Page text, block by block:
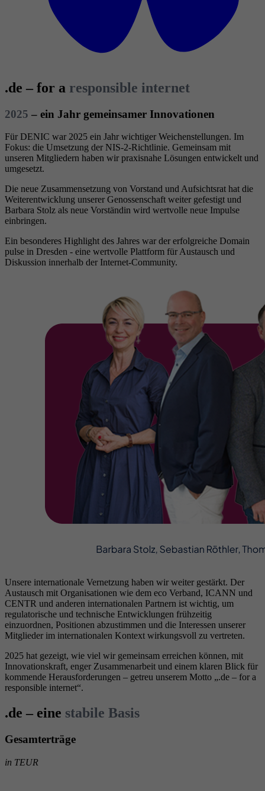
.de – for a responsible internet
2025 – ein Jahr gemeinsamer Innovationen
Für DENIC war 2025 ein Jahr wichtiger Weichenstellungen. Im
Fokus: die Umsetzung der NIS-2-Richtlinie. Gemeinsam mit
unseren Mitgliedern haben wir praxisnahe Lösungen entwickelt und
umgesetzt.
Die neue Zusammensetzung von Vorstand und Aufsichtsrat hat die
Weiterentwicklung unserer Genossenschaft weiter gefestigt und
Barbara Stolz als neue Vorständin wird wertvolle neue Impulse
einbringen.
Ein besonderes Highlight des Jahres war der erfolgreiche Domain
pulse in Dresden - eine wertvolle Plattform für Austausch und
Diskussion innerhalb der Internet-Community.
Unsere internationale Vernetzung haben wir weiter gestärkt. Der
Austausch mit Organisationen wie dem eco Verband, ICANN und
CENTR und anderen internationalen Partnern ist wichtig, um
regulatorische und technische Entwicklungen frühzeitig
einzuordnen, Positionen abzustimmen und die Interessen unserer
Mitglieder im internationalen Kontext wirkungsvoll zu vertreten.
2025 hat gezeigt, wie viel wir gemeinsam erreichen können, mit
Innovationskraft, enger Zusammenarbeit und einem klaren Blick für
kommende Herausforderungen – getreu unserem Motto „.de – for a
responsible internet“.
.de – eine stabile Basis
Gesamterträge
in TEUR